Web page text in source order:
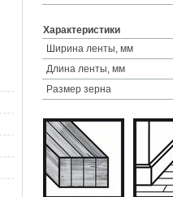
Характеристики
Ширина ленты, мм
Длина ленты, мм
Размер зерна